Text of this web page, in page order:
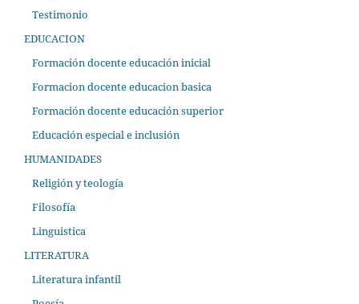
Testimonio
EDUCACION
Formación docente educación inicial
Formacion docente educacion basica
Formación docente educación superior
Educación especial e inclusión
HUMANIDADES
Religión y teología
Filosofía
Linguistica
LITERATURA
Literatura infantil